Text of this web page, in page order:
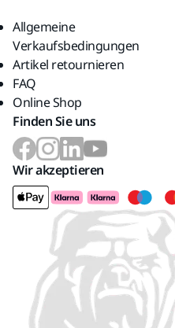
Allgemeine
Verkaufsbedingungen
Artikel retournieren
FAQ
Online Shop
Finden Sie uns
Wir akzeptieren